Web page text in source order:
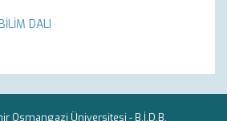
DALI
Osmangazi Üniversitesi - B.İ.D.B.